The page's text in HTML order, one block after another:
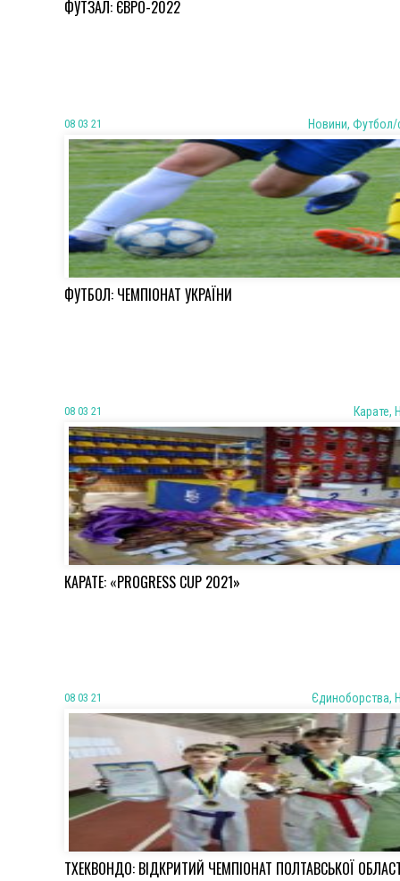
ФУТЗАЛ: ЄВРО-2022
08 03 21 Новини, Футбол/
ФУТБОЛ: ЧЕМПІОНАТ УКРАЇНИ
08 03 21 Карате,
КАРАТЕ: «PROGRESS CUP 2021»
08 03 21 Єдиноборства,
ТХЕКВОНДО: ВІДКРИТИЙ ЧЕМПІОНАТ ПОЛТАВСЬКОЇ